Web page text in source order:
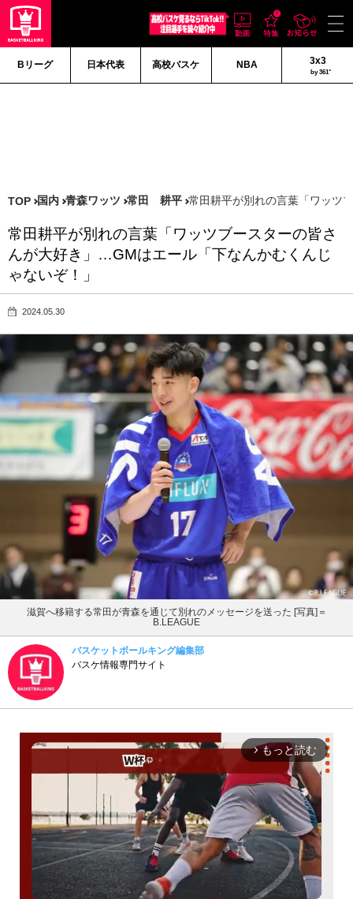
Bリーグ 日本代表 高校バスケ NBA 3x3
by 361°
TOP 国内 青森ワッツ 常田 耕平 常田耕平が別れの言葉「ワッツ
常田耕平が別れの言葉「ワッツブースターの皆さ
んが大好き」…GMはエール「下なんかむくんじ
ゃないぞ！」
2024.05.30
滋賀へ移籍する常田が青森を通じて別れのメッセージを送った [写真]＝
B.LEAGUE
バスケットボールキング編集部
バスケ情報専門サイト
arrow_forward_ios もっと読む